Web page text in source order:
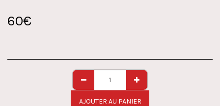
60€
AJOUTER AU PANIER